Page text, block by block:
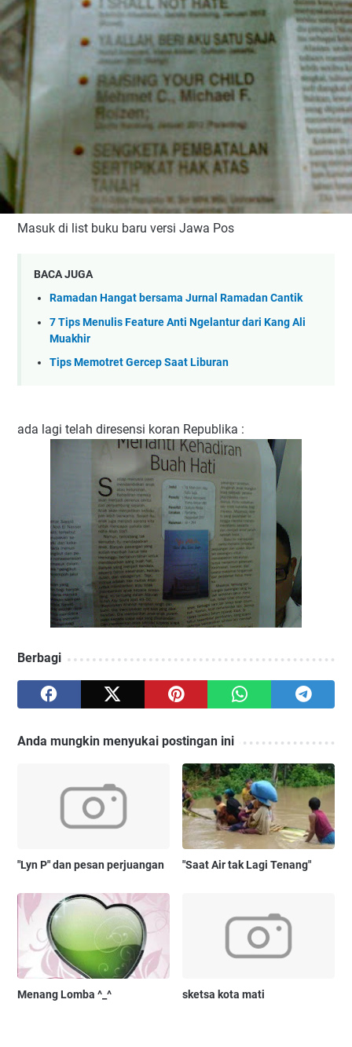
Masuk di list buku baru versi Jawa Pos
BACA JUGA
Ramadan Hangat bersama Jurnal Ramadan Cantik
7 Tips Menulis Feature Anti Ngelantur dari Kang Ali
Muakhir
Tips Memotret Gercep Saat Liburan
ada lagi telah diresensi koran Republika :
Berbagi
Anda mungkin menyukai postingan ini
"Lyn P" dan pesan perjuangan "Saat Air tak Lagi Tenang"
Menang Lomba ^_^ sketsa kota mati